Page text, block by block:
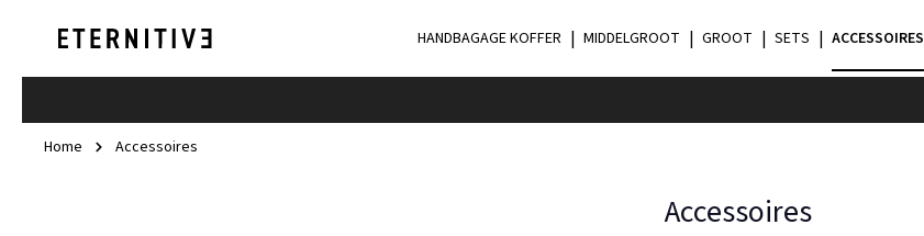
HANDBAGAGE KOFFER MIDDELGROOT GROOT SETS ACCESSOIRES
Home Accessoires
Accessoires